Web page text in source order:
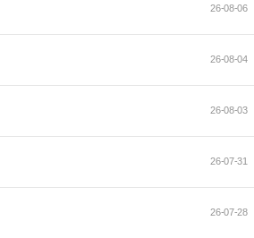
26-08-06
26-08-04
26-08-03
26-07-31
26-07-28